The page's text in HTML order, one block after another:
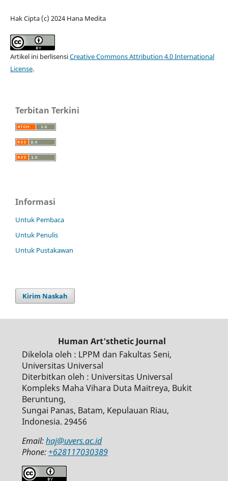
Hak Cipta (c) 2024 Hana Medita
Artikel ini berlisensiCreative Commons Attribution 4.0 International
License.
Terbitan Terkini
Informasi
Untuk Pembaca
Untuk Penulis
Untuk Pustakawan
Kirim Naskah
Human Art'sthetic Journal
Dikelola oleh : LPPM dan Fakultas Seni,
Universitas Universal
Diterbitkan oleh : Universitas Universal
Kompleks Maha Vihara Duta Maitreya, Bukit
Beruntung,
Sungai Panas, Batam, Kepulauan Riau,
Indonesia. 29456
Email:haj@uvers.ac.id
Phone: +628117030389